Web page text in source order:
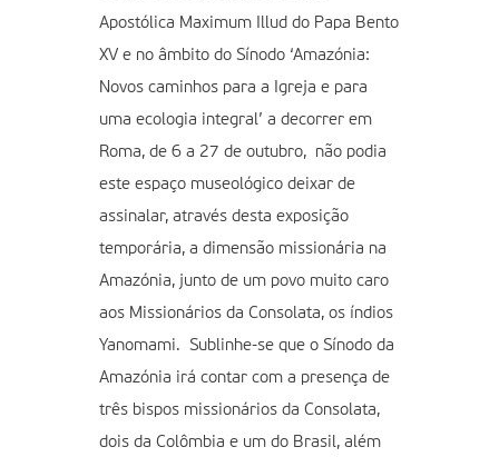
Apostólica Maximum Illud do Papa Bento
XV e no âmbito do Sínodo ‘Amazónia:
Novos caminhos para a Igreja e para
uma ecologia integral’ a decorrer em
Roma, de 6 a 27 de outubro, não podia
este espaço museológico deixar de
assinalar, através desta exposição
temporária, a dimensão missionária na
Amazónia, junto de um povo muito caro
aos Missionários da Consolata, os índios
Yanomami. Sublinhe-se que o Sínodo da
Amazónia irá contar com a presença de
três bispos missionários da Consolata,
dois da Colômbia e um do Brasil, além